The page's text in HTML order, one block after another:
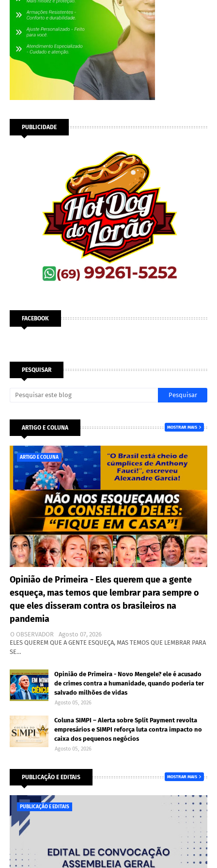
PUBLICIDADE
FACEBOOK
PESQUISAR
ARTIGO E COLUNA MOSTRAR MAIS
ARTIGO E COLUNA
Opinião de Primeira - Eles querem que a gente
esqueça, mas temos que lembrar para sempre o
que eles disseram contra os brasileiros na
pandemia
O OBSERVADOR
Agosto 07, 2026
ELES QUEREM QUE A GENTE ESQUEÇA, MAS TEMOS QUE LEMBRAR PARA
SE…
Opinião de Primeira - Novo Mengele? ele é acusado
de crimes contra a humanidade, quando poderia ter
salvado milhões de vidas
Agosto 05, 2026
Coluna SIMPI – Alerta sobre Split Payment revolta
empresários e SIMPI reforça luta contra impacto no
caixa dos pequenos negócios
Agosto 05, 2026
PUBLICAÇÃO E EDITAIS MOSTRAR MAIS
PUBLICAÇÃO E EDITAIS